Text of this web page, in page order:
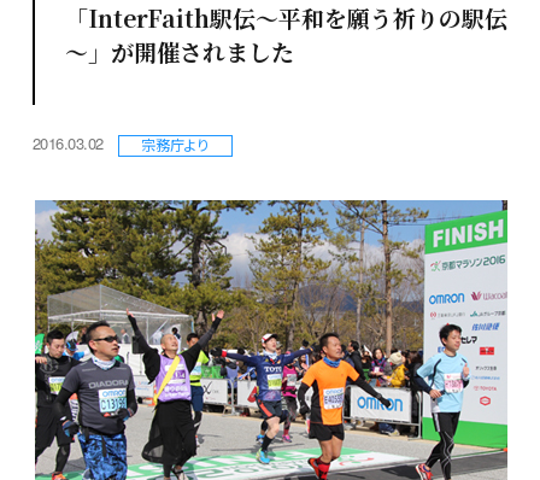
「InterFaith駅伝～平和を願う祈りの駅伝
～」が開催されました
2016.03.02 宗務庁より